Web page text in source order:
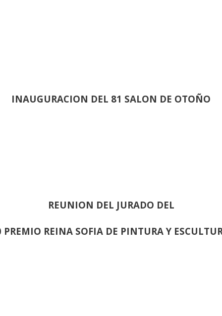
INAUGURACION DEL 81 SALON DE OTOÑO
REUNION DEL JURADO DEL
PREMIO REINA SOFIA DE PINTURA Y